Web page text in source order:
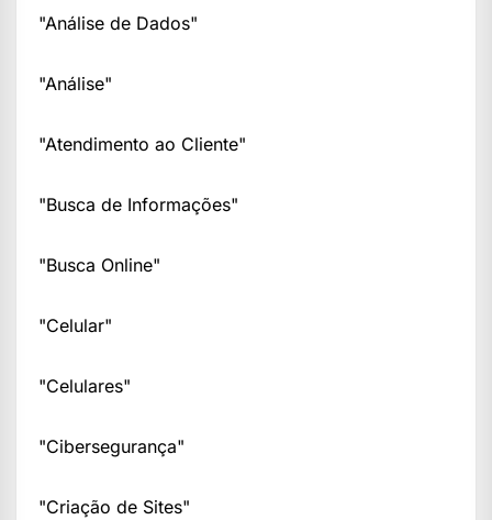
"Análise de Dados"
"Análise"
"Atendimento ao Cliente"
"Busca de Informações"
"Busca Online"
"Celular"
"Celulares"
"Cibersegurança"
"Criação de Sites"